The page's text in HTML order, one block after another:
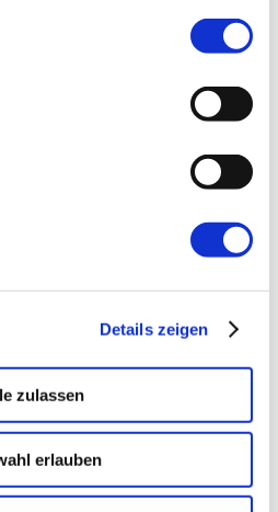
Details zeigen
zulassen
erlauben
nicht Quartalen
Apps, IT hält die Kontrolle.